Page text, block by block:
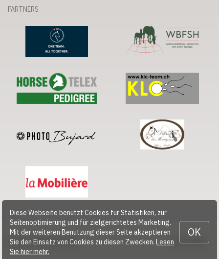
Diese Webseite benutzt Cookies für Statistiken, zur
Seitenoptimierung und für zielgerichtetes Marketing.
Mit der weiteren Benutzung dieser Seite akzeptieren
Sie den Einsatz von Cookies zu diesen Zwecken. Lesen
Sie hier mehr.
OK
PARTNERS
© 2026 CHEVAL SUISSE Kontakt